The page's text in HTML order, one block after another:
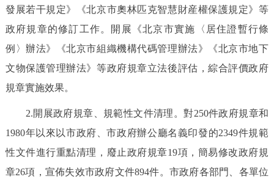
發展若干規定》《北京市奧林匹克智慧財産權保護規定》等
政府規章的修訂工作。開展《北京市實施〈居住證暫行條
例〉辦法》《北京市組織機構代碼管理辦法》《北京市地下
文物保護管理辦法》等政府規章立法後評估，綜合評價政府
規章實施效果。
2.開展政府規章、規範性文件清理。對250件政府規章和
1980年以來以市政府、市政府辦公廳名義印發的2349件規範
性文件進行重點清理，廢止政府規章19項，簡易修改政府規
章26項，宣佈失效市政府文件894件。市政府各部門、各單位